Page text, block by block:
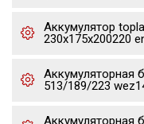
Аккумулятор
230x175x200220
Аккумуляторная
513/189/223
Аккумуляторная